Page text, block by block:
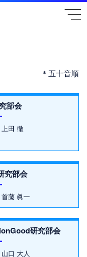
＊五十音順
部会
田 徹
究部会
藤 眞一
研究部会
口 大人